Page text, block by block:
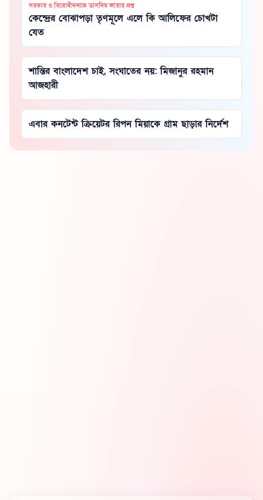
সরকার ও বিরোধীদলকে তাসনিম জারার প্রশ্ন
কেন্দ্রের বোঝাপড়া তৃণমূলে এলে কি আলিফের চোখটা
যেত
শান্তির বাংলাদেশ চাই, সংঘাতের নয়: মিজানুর রহমান
আজহারী
এবার কনটেন্ট ক্রিয়েটর রিপন মিয়াকে গ্রাম ছাড়ার নির্দেশ